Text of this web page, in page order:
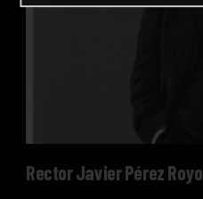
Rector Javier Pérez Royo